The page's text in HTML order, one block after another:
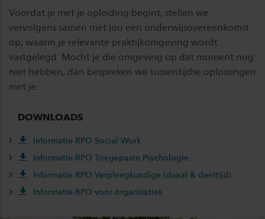
Voordat je met je opleiding begint, stellen we
vervolgens samen met jou een onderwijsovereenkomst
op, waarin je relevante praktijkomgeving wordt
vastgelegd. Mocht je die omgeving op dat moment nog
niet hebben, dan bespreken we tussentijdse oplossingen
met je.
DOWNLOADS
Informatie RPO Social Work
Informatie RPO Toegepaste Psychologie
Informatie RPO Verpleegkundige (duaal & deeltijd)
Informatie RPO voor organisaties